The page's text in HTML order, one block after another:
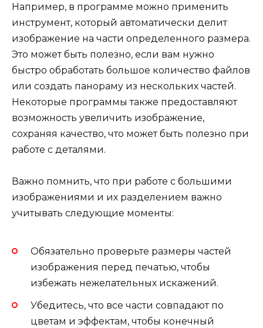
Например, в программе можно применить
инструмент, который автоматически делит
изображение на части определенного размера.
Это может быть полезно, если вам нужно
быстро обработать большое количество файлов
или создать панораму из нескольких частей.
Некоторые программы также предоставляют
возможность увеличить изображение,
сохраняя качество, что может быть полезно при
работе с деталями.
Важно помнить, что при работе с большими
изображениями и их разделением важно
учитывать следующие моменты:
Обязательно проверьте размеры частей
изображения перед печатью, чтобы
избежать нежелательных искажений.
Убедитесь, что все части совпадают по
цветам и эффектам, чтобы конечный